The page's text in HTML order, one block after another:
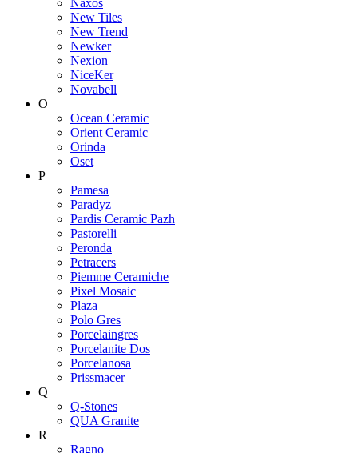
New Tiles
New Trend
Newker
Nexion
NiceKer
Novabell
O
Ocean Ceramic
Orient Ceramic
Orinda
Oset
P
Pamesa
Paradyz
Pardis Ceramic Pazh
Pastorelli
Peronda
Petracers
Piemme Ceramiche
Pixel Mosaic
Plaza
Polo Gres
Porcelaingres
Porcelanite Dos
Porcelanosa
Prissmacer
Q
Q-Stones
QUA Granite
R
Ragno